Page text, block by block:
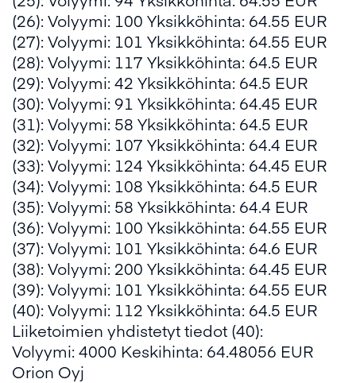
(26): Volyymi: 100 Yksikköhinta: 64.55 EUR
(27): Volyymi: 101 Yksikköhinta: 64.55 EUR
(28): Volyymi: 117 Yksikköhinta: 64.5 EUR
(29): Volyymi: 42 Yksikköhinta: 64.5 EUR
(30): Volyymi: 91 Yksikköhinta: 64.45 EUR
(31): Volyymi: 58 Yksikköhinta: 64.5 EUR
(32): Volyymi: 107 Yksikköhinta: 64.4 EUR
(33): Volyymi: 124 Yksikköhinta: 64.45 EUR
(34): Volyymi: 108 Yksikköhinta: 64.5 EUR
(35): Volyymi: 58 Yksikköhinta: 64.4 EUR
(36): Volyymi: 100 Yksikköhinta: 64.55 EUR
(37): Volyymi: 101 Yksikköhinta: 64.6 EUR
(38): Volyymi: 200 Yksikköhinta: 64.45 EUR
(39): Volyymi: 101 Yksikköhinta: 64.55 EUR
(40): Volyymi: 112 Yksikköhinta: 64.5 EUR
Liiketoimien yhdistetyt tiedot (40):
Volyymi: 4000 Keskihinta: 64.48056 EUR
Orion Oyj